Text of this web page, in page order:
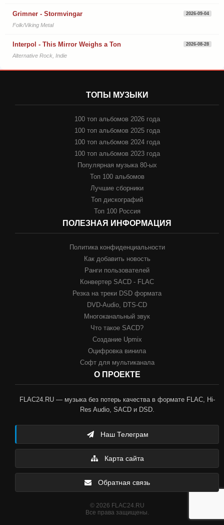
Grimner - Stormvingar 2026-09-04
Folk/Viking Metal
Interpol - This Mirror Weighs a Ton 2026-08-28
Alternative Rock, Indie
ТОПЫ МУЗЫКИ
100 топ альбомов 2026 года
100 топ альбомов 2025 года
100 топ альбомов 2024 года
100 топ альбомов 2023 года
Популярная музыка 80-ых
Топ 100 альбомов
Лучшие сборники
Топ дискографий
Топ 100 Россия
ПОЛЕЗНАЯ ИНФОРМАЦИЯ
Политика конфиденциальности
Как добавить новость
Ранги пользователей
Конвертер SACD - FLAC
Резка на треки DSD формата
DVD-Audio, DTS-CD
Многоканальный звук
Что такое SACD?
Создание Upmix
Оцифровка винила
Софт для мультиканала
О ПРОЕКТЕ
FLAC24.RU — музыка без потерь качества в формате FLAC, Hi-
Res Audio, SACD и DSD.
Наш Телеграм
Карта сайта
Обратная связь
© 2026 FLAC24.RU
Все права защищены.